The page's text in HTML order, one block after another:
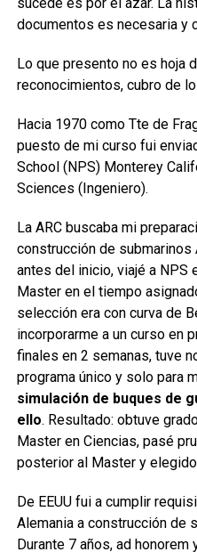
documentos es necesaria y
Lo que presento no es hoja
reconocimientos, cubro de
Hacia 1970 como Tte de
puesto de mi curso fui
School (NPS) Monterey
Sciences (Ingeniero).
La ARC buscaba mi
construcción de submarinos
antes del inicio, viajé a NPS
Master en el tiempo
selección era con curva de
incorporarme a un curso en
finales en 2 semanas, tuve
programa único y solo para
simulación de buques de
ello. Resultado: obtuve
Master en Ciencias, pasé
posterior al Master y
De EEUU fui a cumplir
Alemania a construcción de
Durante 7 años, ad